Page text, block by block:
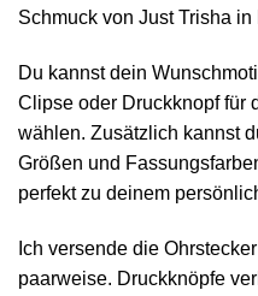
Schmuck von Just Trisha
Du kannst dein
Clipse oder Druckknopf für
wählen. Zusätzlich kannst
Größen und
perfekt zu deinem
Ich versende die
paarweise. Druckknöpfe